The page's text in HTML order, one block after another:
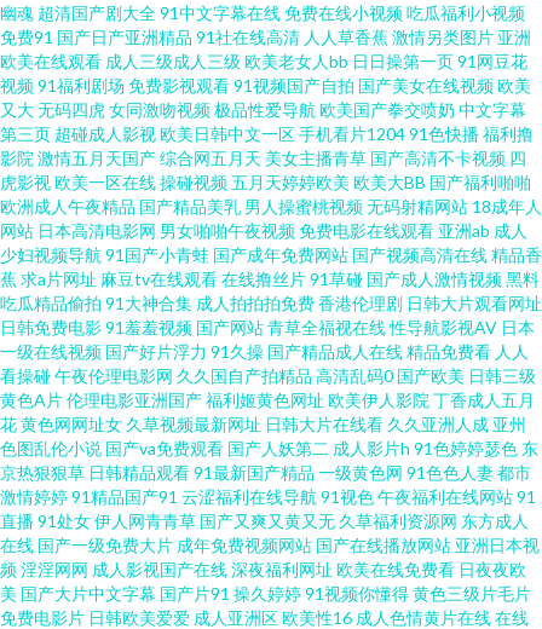
自拍视频 91超碰人人艹 久久人妻在线观看 亚洲第一页国产57页 国产精品丝
袜一区二区 日韩欧美国产完整版 99国产在线 美丽小蜜桃2免费高清版电视剧
老妇人bbw 亚洲三级中文国产 国产精品视频网 少妇一二区 波多野42部 女人
被狂躁到高 亚洲天天干 国产精品专 色天情五月 www91cn 欧美大片欧美 亚洲
制服丝袜手机 国产欧美日韩爆草 瑟瑟游戏 www午夜 免费高清看电视网站 亚
洲自偷自 国产免费观看精品 首页中文 超碰人妻第一夜 欧美成人一级片 一区
二区 国产醉酒强奷系列在线 天堂v国产综合 大香蕉五月天 秋霞成人午夜鲁丝
一区 51黑料在线黑丝 黄色片大全 婷婷综合网 草草浮力快猫 欧美精品久久久
久久无码人妻 在线观看中文字幕一区 狠狠狠的 天堂资源网欧美色 东京热女w
姦 日本护士下面毛茸茸 555电视网 经典偷窥盗 亚洲春色综合另类 国产公妇仑
幽魂 超清国产剧大全91中文字幕在线免费在线小视频吃瓜福利小视频
免费91 国产日产亚洲精品 91社在线高清 人人草香蕉激情另类图片 亚洲
欧美在线观看 成人三级成人三级 欧美老女人bb 日日操第一页91网豆花
视频91福利剧场 免费影视观看91视频国产自拍 国产美女在线视频欧美
又大无码四虎女同激吻视频极品性爱导航 欧美国产拳交喷奶 中文字幕
第三页 超碰成人影视欧美日韩中文一区手机看片120491色快播福利撸
影院 激情五月天国产综合网五月天 美女主播青草 国产高清不卡视频 四
虎影视欧美一区在线操碰视频五月天婷婷欧美 欧美大BB 国产福利啪啪
欧洲成人午夜精品 国产精品美乳 男人操蜜桃视频无码射精网站 18成年人
网站 日本高清电影网 男女啪啪午夜视频免费电影在线观看 亚洲ab 成人
少妇视频导航 91国产小青蛙 国产成年免费网站 国产视频高清在线精品香
蕉求a片网址 麻豆tv在线观看在线撸丝片91草碰 国产成人激情视频黑料
吃瓜精品偷拍 91大神合集 成人拍拍拍免费香港伦理剧 日韩大片观看网址
日韩免费电影91羞羞视频 国产网站青草全福视在线性导航影视AV 日本
一级在线视频 国产好片浮力 91久操 国产精品成人在线精品免费看 人人
看操碰午夜伦理电影网 久久国自产拍精品 高清乱码0 国产欧美 日韩三级
黄色A片伦理电影亚洲国产福利姬黄色网址 欧美伊人影院 丁香成人五月
花黄色网网址女 久草视频最新网址 日韩大片在线看 久久亚洲人成 亚州
色图乱伦小说 国产va免费观看 国产人妖第二 成人影片h 91色婷婷瑟色 东
京热狠狠草 日韩精品观看91最新国产精品 一级黄色网 91色色人妻都市
激情婷婷91精品国产91 云涩福利在线导航 91视色午夜福利在线网站91
直播91处女伊人网青青草 国产又爽又黄又无 久草福利资源网 东方成人
在线 国产一级免费大片 成年免费视频网站 国产在线播放网站 亚洲日本视
频淫淫网网 成人影视国产在线深夜福利网址 欧美在线免费看 日夜夜欧
美 国产大片中文字幕 国产片91 操久婷婷91视频你懂得黄色三级片毛片
免费电影片 日韩欧美爱爱 成人亚洲区欧美性16 成人色情黄片在线在线